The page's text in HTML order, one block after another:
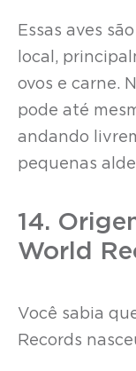
Essas aves
local,
ovos e carne.
pode até
andando
pequenas
14.
World
Você sabia
Records